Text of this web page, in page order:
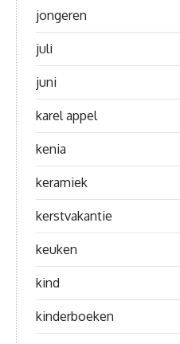
jongeren
juli
juni
karel appel
kenia
keramiek
kerstvakantie
keuken
kind
kinderboeken